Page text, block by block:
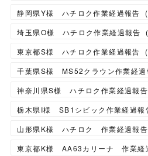
静岡県Y様 ハチロク作業経過報告
(
埼玉県O様 ハチロク作業経過報告
東京都S様 ハチロク作業経過報告
(
千葉県S様 MS52クラウン作業経過
神奈川県S様 ハチロク作業経過報告
栃木県I様 SB1シビック作業経過報
山形県K様 ハチロク 作業経過報告
東京都K様 AA63カリーナ 作業経